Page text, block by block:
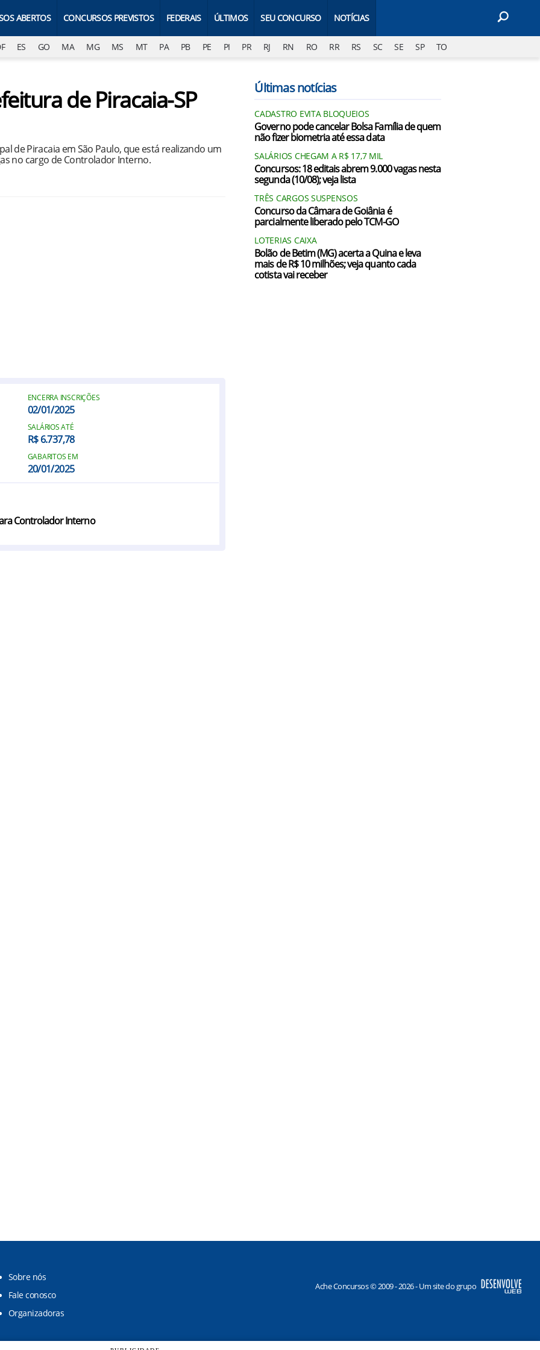
ABERTOS CONCURSOS PREVISTOS FEDERAIS ÚLTIMOS SEU CONCURSO NOTÍCIAS
ES GO MA MG MS MT PA PB PE PI PR RJ RN RO RR RS SC SE SP TO
de Piracaia-SP
de Piracaia em São Paulo, que está realizando um
no cargo de Controlador Interno.
ENCERRA INSCRIÇÕES
02/01/2025
SALÁRIOS ATÉ
R$ 6.737,78
GABARITOS EM
20/01/2025
Controlador Interno
Últimas notícias
CADASTRO EVITA BLOQUEIOS
Governo pode cancelar Bolsa Família de quem
não fizer biometria até essa data
SALÁRIOS CHEGAM A R$ 17,7 MIL
Concursos: 18 editais abrem 9.000 vagas nesta
segunda (10/08); veja lista
TRÊS CARGOS SUSPENSOS
Concurso da Câmara de Goiânia é
parcialmente liberado pelo TCM-GO
LOTERIAS CAIXA
Bolão de Betim (MG) acerta a Quina e leva
mais de R$ 10 milhões; veja quanto cada
cotista vai receber
Sobre nós
Fale conosco
Organizadoras
Ache Concursos © 2009 - 2026 - Um site do grupo